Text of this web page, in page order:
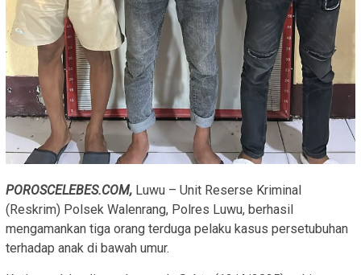
POROSCELEBES.COM, Luwu – Unit Reserse Kriminal
(Reskrim) Polsek Walenrang, Polres Luwu, berhasil
mengamankan tiga orang terduga pelaku kasus persetubuhan
terhadap anak di bawah umur.